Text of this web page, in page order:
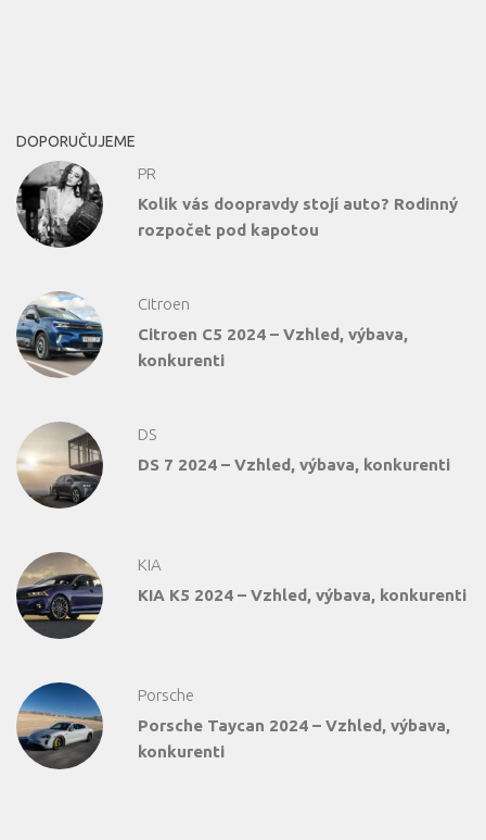
DOPORUČUJEME
PR
Kolik vás doopravdy stojí auto? Rodinný
rozpočet pod kapotou
Citroen
Citroen C5 2024 – Vzhled, výbava,
konkurenti
DS
DS 7 2024 – Vzhled, výbava, konkurenti
KIA
KIA K5 2024 – Vzhled, výbava, konkurenti
Porsche
Porsche Taycan 2024 – Vzhled, výbava,
konkurenti